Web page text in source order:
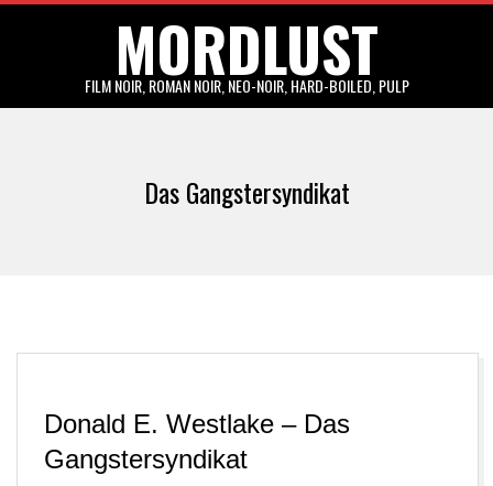
MORDLUST
FILM NOIR, ROMAN NOIR, NEO-NOIR, HARD-BOILED, PULP
Das Gangstersyndikat
Donald E. Westlake – Das
Gangstersyndikat